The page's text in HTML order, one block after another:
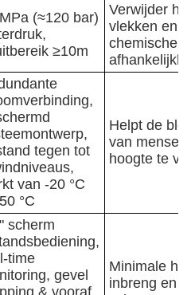
(≈120 bar)
≥10m
Verwijder
vlekken en
chemische
tegen tot
van -20 °C
°C
Helpt de
van
hoogte te
scherm
time
gevel
& vooraf
Minimale
inbreng en